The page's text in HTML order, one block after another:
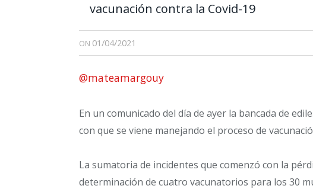
vacunación contra la Covid-19
ON 01/04/2021
@mateamargouy
En un comunicado del día de ayer la bancada de
con que se viene manejando el proceso de
La sumatoria de incidentes que comenzó con la
determinación de cuatro vacunatorios para los 30